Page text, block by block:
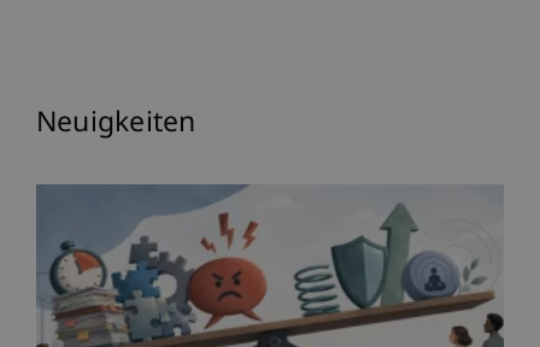
Neuigkeiten